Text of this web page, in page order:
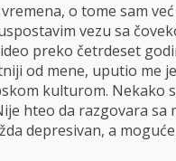
o tome sam
vezu sa
preko četrdeset
od mene, uputio me
kulturom. Nekako
hteo da razgovara sa
depresivan, a